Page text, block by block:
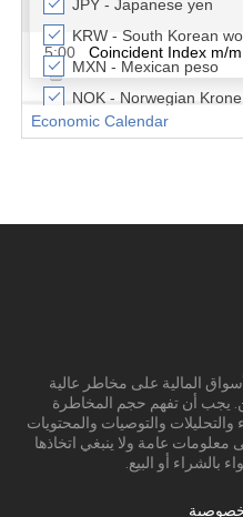
المالية على مخاطر عالية
يجب أن تفهم حجم المخاطرة
والتحليلات والتوصيات والمحتويات
عامة ولا ينبغي اتخاذها
بالشراء أو البيع.